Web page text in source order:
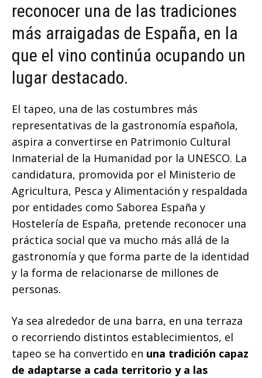
reconocer una de las tradiciones
más arraigadas de España, en la
que el vino continúa ocupando un
lugar destacado.
El tapeo, una de las costumbres más
representativas de la gastronomía española,
aspira a convertirse en Patrimonio Cultural
Inmaterial de la Humanidad por la UNESCO. La
candidatura, promovida por el Ministerio de
Agricultura, Pesca y Alimentación y respaldada
por entidades como Saborea España y
Hostelería de España, pretende reconocer una
práctica social que va mucho más allá de la
gastronomía y que forma parte de la identidad
y la forma de relacionarse de millones de
personas.
Ya sea alrededor de una barra, en una terraza
o recorriendo distintos establecimientos, el
tapeo se ha convertido en una tradición capaz
de adaptarse a cada territorio y a las